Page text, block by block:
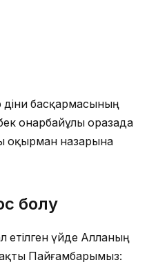
діни басқармасының
Қонарбайұлы оразада
оқырман назарына
болу
етілген үйде Алланың
Пайғамбарымыз: